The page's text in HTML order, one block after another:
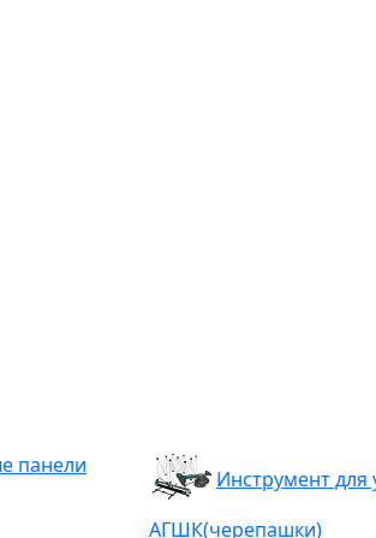
панели
Инструмент для
АГШК(черепашки)